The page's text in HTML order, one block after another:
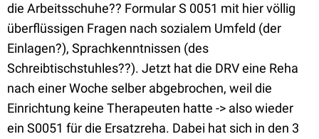
die Arbeitsschuhe?? Formular S 0051 mit hier völlig
überflüssigen Fragen nach sozialem Umfeld (der
Einlagen?), Sprachkenntnissen (des
Schreibtischstuhles??). Jetzt hat die DRV eine Reha
nach einer Woche selber abgebrochen, weil die
Einrichtung keine Therapeuten hatte -> also wieder
ein S0051 für die Ersatzreha. Dabei hat sich in den 3